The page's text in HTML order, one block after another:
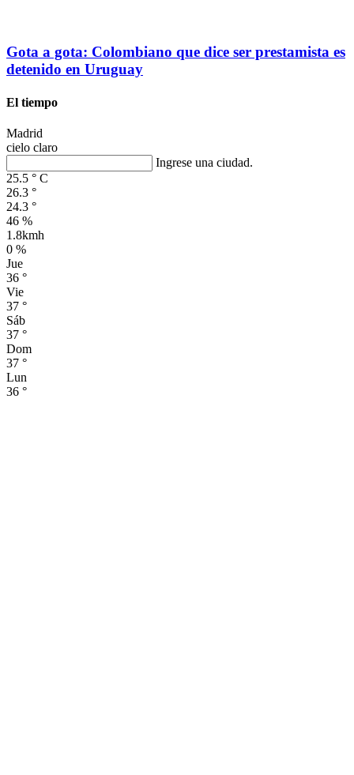
Gota a gota: Colombiano que dice ser prestamista es
detenido en Uruguay
El tiempo
Madrid
cielo claro
Ingrese una ciudad.
25.5 ° C
26.3 °
24.3 °
46 %
1.8kmh
0 %
Jue
36 °
Vie
37 °
Sáb
37 °
Dom
37 °
Lun
36 °